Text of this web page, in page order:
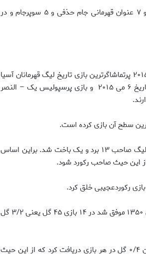
– تیم فوتبال پرسپولیس در میان تیم‌های باشگاهی ایران با ۱۶ عنوان قهرمانی در لیگ و ۷ عنوان قهرمانی جام حذفی و ۵ سوپرجام و در
– بازی پرسپولیس یک – الهلال عربستان صفر در ورزشگاه آزادی تهران در تاریخ ۱۹ می ‌۲۰۱۵ پرتماشاگرترین بازی تاریخ لیگ قهرمانان آسیا
است.(تماشاگر: صد هزار نفر). همچنین بازی پرسپولیس ۲ – بنیادکار ازبکستان یک در تاریخ ۶ می ‌۲۰۱۵ و بازی پرسپولیس یک – النصر
سطح آن بازی کرده است.
– پرسپولیس تهران در سال ۱۳۵۰ و در جریان مسابقات لیگ سراسری ایران، در ۱۴ دیدار لیگ صاحب ۱۳ برد و یک باخت شد. براین اساس
– بهترین میانگین گل زده یک تیم ایرانی٬ متعلق به پرسپولیس است. پرسپولیس در سال ۱۳۵۰ موفق شد در ۱۴ بازی ۴۵ گل یعنی ۳/۲ گل
– پرسپولیس در لیگ تخت‌جمشید سال ۱۳۵۴ پس از ۳۰ بازی ،تنها ۱۲ گل‌ یعنی میانگین ۰/۴ گل در هر بازی دریافت کرد که از این حیث